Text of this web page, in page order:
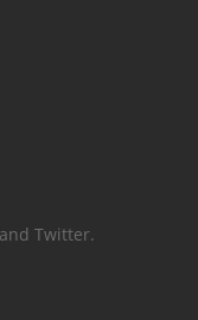
Twitter.